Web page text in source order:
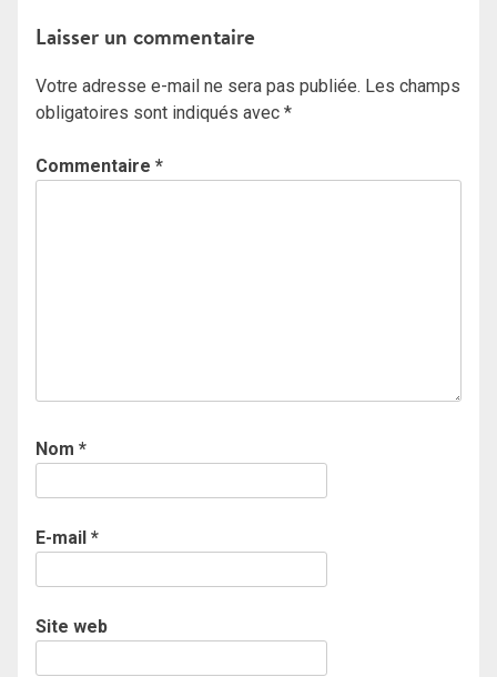
Laisser un commentaire
Votre adresse e-mail ne sera pas publiée. Les champs
obligatoires sont indiqués avec *
Commentaire *
Nom *
E-mail *
Site web